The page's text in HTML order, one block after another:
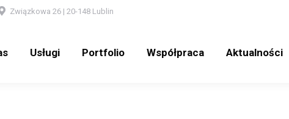
Związkowa 26 | 20-148 Lublin
Usługi Portfolio Współpraca Aktualności
Usługi